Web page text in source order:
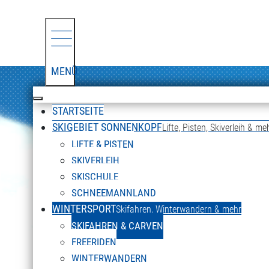
MENÜ
STARTSEITE
SKIGEBIET SONNENKOPFLifte, Pisten, Skiverleih &
LIFTE & PISTEN
SKIVERLEIH
SKISCHULE
SCHNEEMANNLAND
WINTERSPORTSkifahren, Winterwandern & mehr
SKIFAHREN & CARVEN
FREERIDEN
WINTERWANDERN